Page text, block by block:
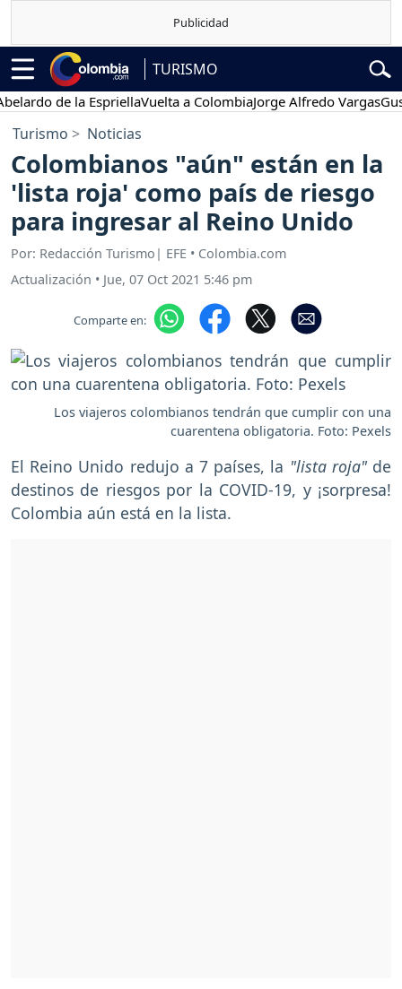
TURISMO
de la EspriellaVuelta a ColombiaJorge Alfredo Vargas
Turismo Noticias
Colombianos "aún" están en la
'lista roja' como país de riesgo
para ingresar al Reino Unido
Por: Redacción Turismo| EFE • Colombia.com
Actualización • Jue, 07 Oct 2021 5:46 pm
Comparte en:
Los viajeros colombianos tendrán que cumplir con una
cuarentena obligatoria. Foto: Pexels
El Reino Unido redujo a 7 países, la "lista roja"de
destinos de riesgos por la COVID-19, y ¡sorpresa!
Colombia aún está en la lista.